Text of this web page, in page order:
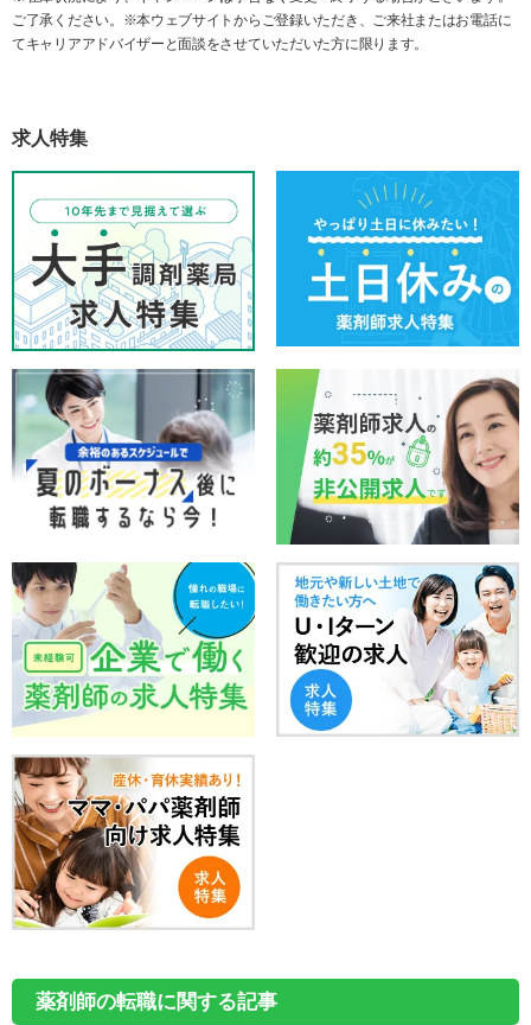
ご了承ください。※本ウェブサイトからご登録いただき、ご来社またはお電話に
てキャリアアドバイザーと面談をさせていただいた方に限ります。
求人特集
薬剤師の転職に関する記事